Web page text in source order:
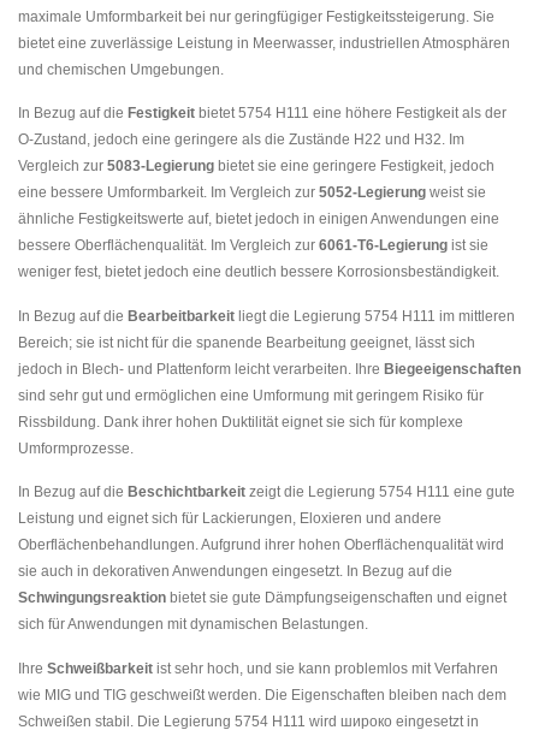
maximale Umformbarkeit bei nur geringfügiger Festigkeitssteigerung. Sie
bietet eine zuverlässige Leistung in Meerwasser, industriellen Atmosphären
und chemischen Umgebungen.
In Bezug auf die Festigkeit bietet 5754 H111 eine höhere Festigkeit als der
O-Zustand, jedoch eine geringere als die Zustände H22 und H32. Im
Vergleich zur 5083-Legierung bietet sie eine geringere Festigkeit, jedoch
eine bessere Umformbarkeit. Im Vergleich zur 5052-Legierung weist sie
ähnliche Festigkeitswerte auf, bietet jedoch in einigen Anwendungen eine
bessere Oberflächenqualität. Im Vergleich zur 6061-T6-Legierung ist sie
weniger fest, bietet jedoch eine deutlich bessere Korrosionsbeständigkeit.
In Bezug auf die Bearbeitbarkeit liegt die Legierung 5754 H111 im mittleren
Bereich; sie ist nicht für die spanende Bearbeitung geeignet, lässt sich
jedoch in Blech- und Plattenform leicht verarbeiten. Ihre Biegeeigenschaften
sind sehr gut und ermöglichen eine Umformung mit geringem Risiko für
Rissbildung. Dank ihrer hohen Duktilität eignet sie sich für komplexe
Umformprozesse.
In Bezug auf die Beschichtbarkeit zeigt die Legierung 5754 H111 eine gute
Leistung und eignet sich für Lackierungen, Eloxieren und andere
Oberflächenbehandlungen. Aufgrund ihrer hohen Oberflächenqualität wird
sie auch in dekorativen Anwendungen eingesetzt. In Bezug auf die
Schwingungsreaktion bietet sie gute Dämpfungseigenschaften und eignet
sich für Anwendungen mit dynamischen Belastungen.
Ihre Schweißbarkeit ist sehr hoch, und sie kann problemlos mit Verfahren
wie MIG und TIG geschweißt werden. Die Eigenschaften bleiben nach dem
Schweißen stabil. Die Legierung 5754 H111 wird широко eingesetzt in